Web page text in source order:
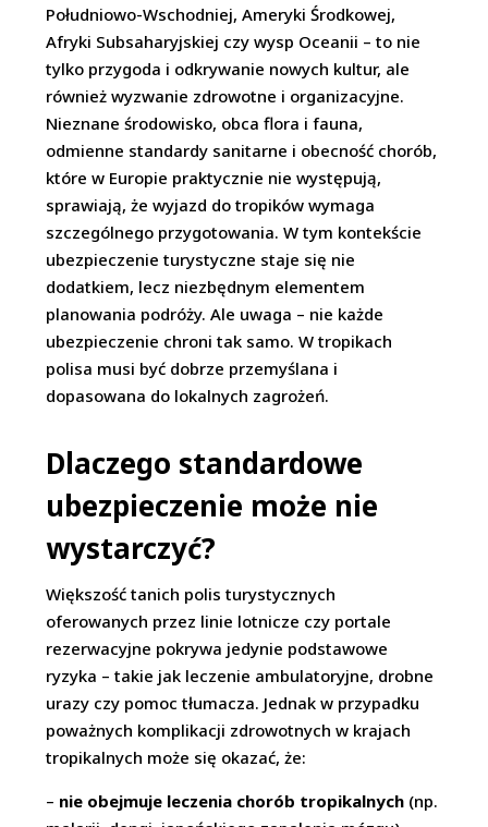
Południowo-Wschodniej, Ameryki Środkowej,
Afryki Subsaharyjskiej czy wysp Oceanii – to nie
tylko przygoda i odkrywanie nowych kultur, ale
również wyzwanie zdrowotne i organizacyjne.
Nieznane środowisko, obca flora i fauna,
odmienne standardy sanitarne i obecność chorób,
które w Europie praktycznie nie występują,
sprawiają, że wyjazd do tropików wymaga
szczególnego przygotowania. W tym kontekście
ubezpieczenie turystyczne staje się nie
dodatkiem, lecz niezbędnym elementem
planowania podróży. Ale uwaga – nie każde
ubezpieczenie chroni tak samo. W tropikach
polisa musi być dobrze przemyślana i
dopasowana do lokalnych zagrożeń.
Dlaczego standardowe
ubezpieczenie może nie
wystarczyć?
Większość tanich polis turystycznych
oferowanych przez linie lotnicze czy portale
rezerwacyjne pokrywa jedynie podstawowe
ryzyka – takie jak leczenie ambulatoryjne, drobne
urazy czy pomoc tłumacza. Jednak w przypadku
poważnych komplikacji zdrowotnych w krajach
tropikalnych może się okazać, że:
– nie obejmuje leczenia chorób tropikalnych (np.